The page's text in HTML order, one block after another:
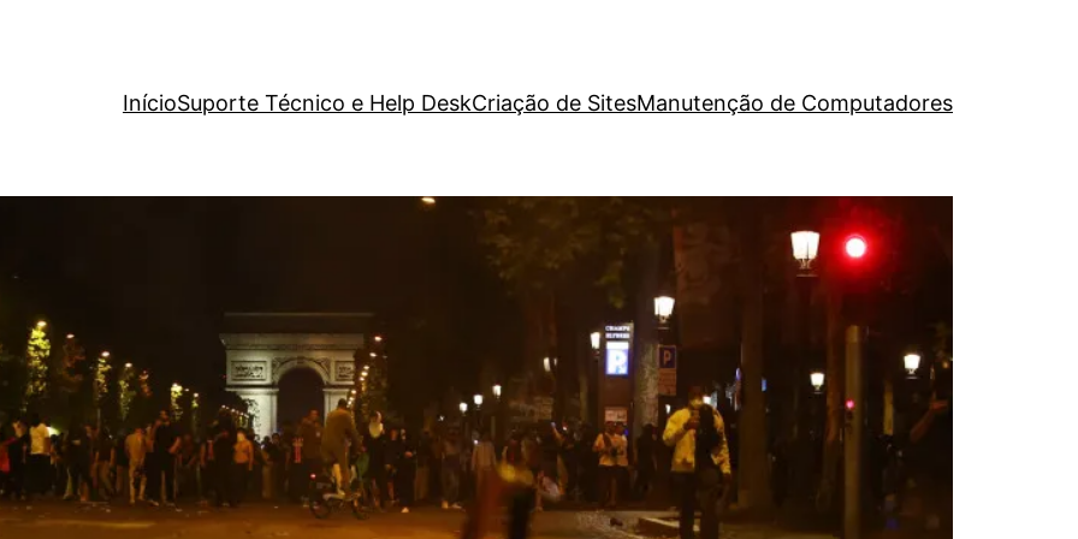
InícioSuporte Técnico e Help DeskCriação de SitesManutenção de Computadores